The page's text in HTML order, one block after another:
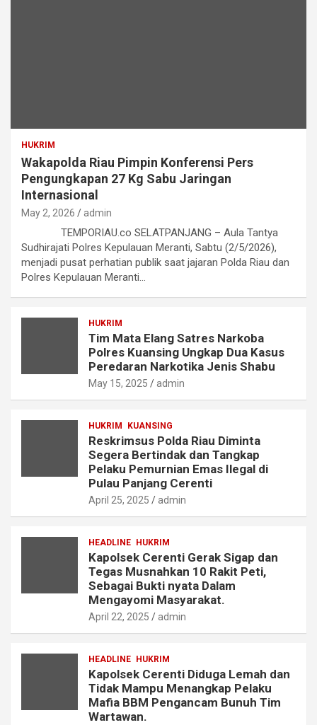
HUKRIM
Wakapolda Riau Pimpin Konferensi Pers
Pengungkapan 27 Kg Sabu Jaringan
Internasional
May 2, 2026 admin
TEMPORIAU.co SELATPANJANG – Aula Tantya
Sudhirajati Polres Kepulauan Meranti, Sabtu (2/5/2026),
menjadi pusat perhatian publik saat jajaran Polda Riau dan
Polres Kepulauan Meranti…
HUKRIM
Tim Mata Elang Satres Narkoba
Polres Kuansing Ungkap Dua Kasus
Peredaran Narkotika Jenis Shabu
May 15, 2025 admin
HUKRIM KUANSING
Reskrimsus Polda Riau Diminta
Segera Bertindak dan Tangkap
Pelaku Pemurnian Emas Ilegal di
Pulau Panjang Cerenti
April 25, 2025 admin
HEADLINE HUKRIM
Kapolsek Cerenti Gerak Sigap dan
Tegas Musnahkan 10 Rakit Peti,
Sebagai Bukti nyata Dalam
Mengayomi Masyarakat.
April 22, 2025 admin
HEADLINE HUKRIM
Kapolsek Cerenti Diduga Lemah dan
Tidak Mampu Menangkap Pelaku
Mafia BBM Pengancam Bunuh Tim
Wartawan.